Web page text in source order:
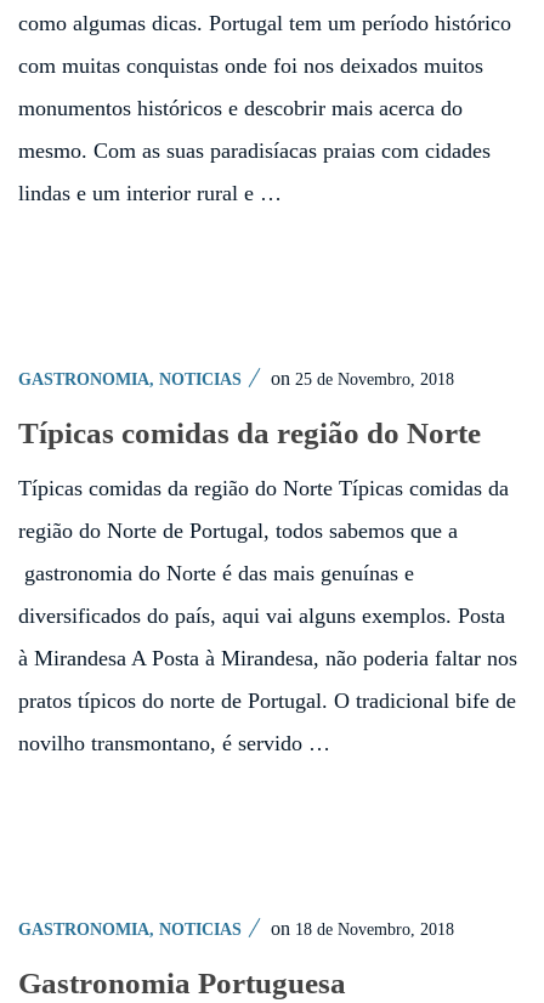
como algumas dicas. Portugal tem um período histórico
com muitas conquistas onde foi nos deixados muitos
monumentos históricos e descobrir mais acerca do
mesmo. Com as suas paradisíacas praias com cidades
lindas e um interior rural e …
GASTRONOMIA, NOTICIAS on 25 de Novembro, 2018
Típicas comidas da região do Norte
Típicas comidas da região do Norte Típicas comidas da
região do Norte de Portugal, todos sabemos que a
gastronomia do Norte é das mais genuínas e
diversificados do país, aqui vai alguns exemplos. Posta
à Mirandesa A Posta à Mirandesa, não poderia faltar nos
pratos típicos do norte de Portugal. O tradicional bife de
novilho transmontano, é servido …
GASTRONOMIA, NOTICIAS on 18 de Novembro, 2018
Gastronomia Portuguesa